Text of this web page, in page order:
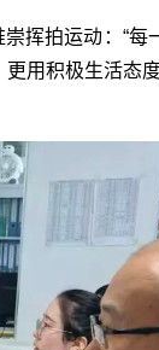
挥拍运动：“
用积极生活态